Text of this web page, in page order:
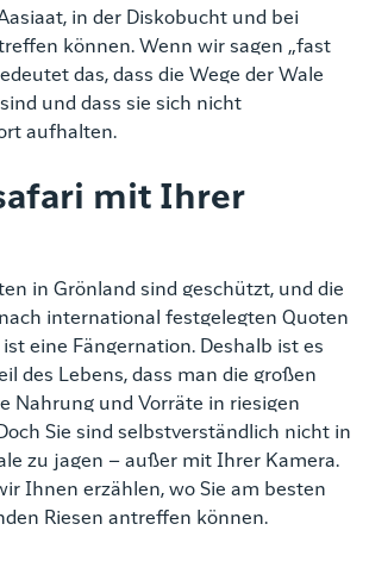
in der Diskobucht und bei
können. Wenn wir sagen „fast
das, dass die Wege der Wale
und dass sie sich nicht
aufhalten.
mit Ihrer
in Grönland sind geschützt, und die
international festgelegten Quoten
eine Fängernation. Deshalb ist es
des Lebens, dass man die großen
Nahrung und Vorräte in riesigen
Sie sind selbstverständlich nicht in
zu jagen – außer mit Ihrer Kamera.
Ihnen erzählen, wo Sie am besten
Riesen antreffen können.